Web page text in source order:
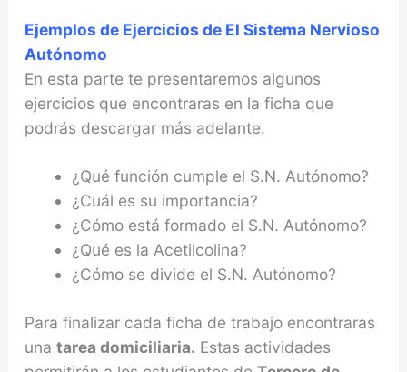
Ejemplos de Ejercicios de El Sistema Nervioso
Autónomo
En esta parte te presentaremos algunos
ejercicios que encontraras en la ficha que
podrás descargar más adelante.
¿Qué función cumple el S.N. Autónomo?
¿Cuál es su importancia?
¿Cómo está formado el S.N. Autónomo?
¿Qué es la Acetilcolina?
¿Cómo se divide el S.N. Autónomo?
Para finalizar cada ficha de trabajo encontraras
una tarea domiciliaria. Estas actividades